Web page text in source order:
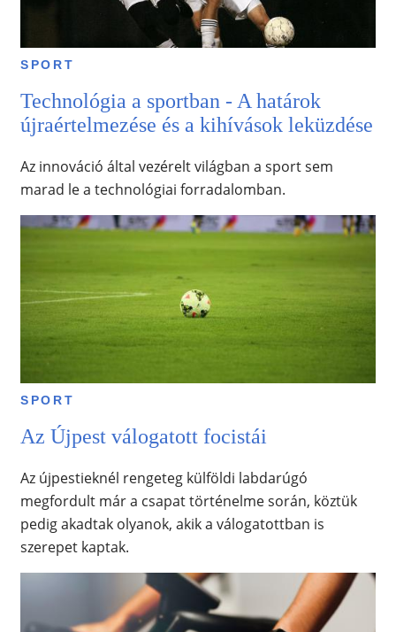
SPORT
Technológia a sportban - A határok
újraértelmezése és a kihívások leküzdése
Az innováció által vezérelt világban a sport sem
marad le a technológiai forradalomban.
SPORT
Az Újpest válogatott focistái
Az újpestieknél rengeteg külföldi labdarúgó
megfordult már a csapat történelme során, köztük
pedig akadtak olyanok, akik a válogatottban is
szerepet kaptak.